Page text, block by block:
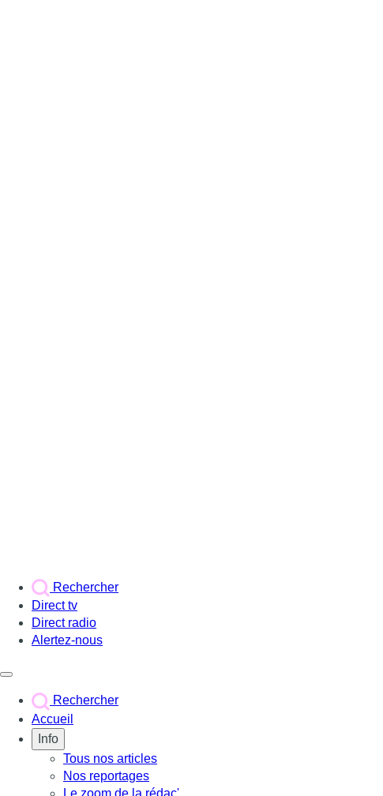
Rechercher
Direct tv
Direct radio
Alertez-nous
Rechercher
Accueil
Info
Tous nos articles
Nos reportages
Le zoom de la rédac'